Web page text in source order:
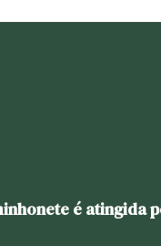
é atingida